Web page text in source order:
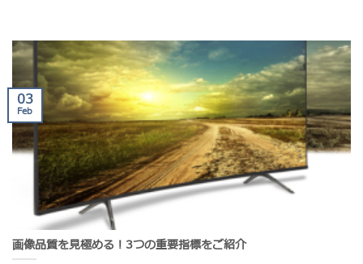
画像品質を見極める！3つの重要指標をご紹介
03
Feb